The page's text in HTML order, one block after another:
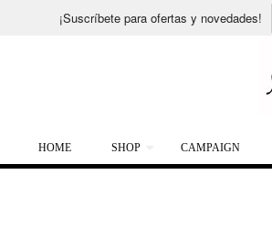
¡Suscríbete para ofertas y novedades!
HOME SHOP CAMPAIGN